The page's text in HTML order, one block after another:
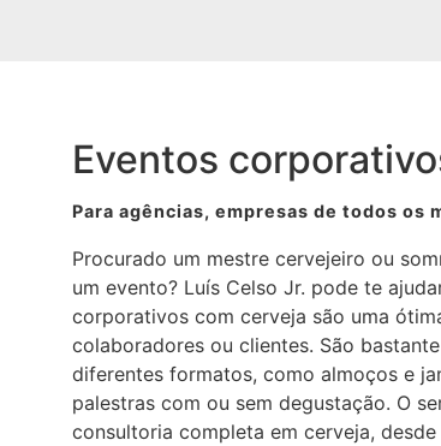
Eventos
Para agências, empresas de todos os
Procurado um mestre cervejeiro ou
um evento? Luís Celso Jr. pode te
corporativos com cerveja são uma
colaboradores ou clientes. São
diferentes formatos, como almoços e
palestras com ou sem degustação. O
consultoria completa em cerveja,